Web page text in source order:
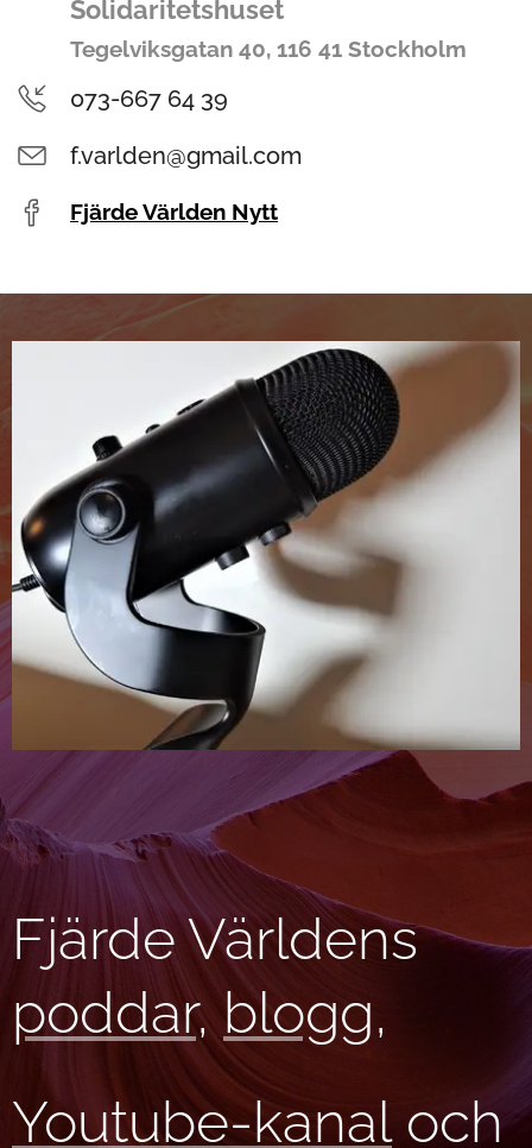
Solidaritetshuset
Tegelviksgatan 40, 116 41 Stockholm
073-667 64 39
f.varlden@gmail.com
Fjärde Världen Nytt
Fjärde Världens
poddar,blogg,
Youtube-kanaloch